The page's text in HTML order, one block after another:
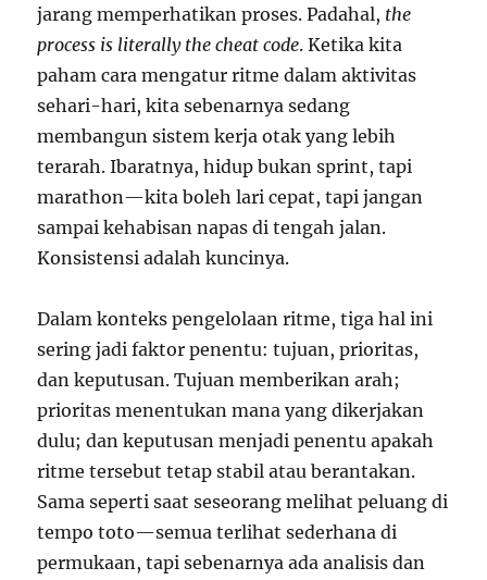
jarang memperhatikan proses. Padahal, the
process is literally the cheat code. Ketika kita
paham cara mengatur ritme dalam aktivitas
sehari-hari, kita sebenarnya sedang
membangun sistem kerja otak yang lebih
terarah. Ibaratnya, hidup bukan sprint, tapi
marathon—kita boleh lari cepat, tapi jangan
sampai kehabisan napas di tengah jalan.
Konsistensi adalah kuncinya.
Dalam konteks pengelolaan ritme, tiga hal ini
sering jadi faktor penentu: tujuan, prioritas,
dan keputusan. Tujuan memberikan arah;
prioritas menentukan mana yang dikerjakan
dulu; dan keputusan menjadi penentu apakah
ritme tersebut tetap stabil atau berantakan.
Sama seperti saat seseorang melihat peluang di
tempo toto—semua terlihat sederhana di
permukaan, tapi sebenarnya ada analisis dan